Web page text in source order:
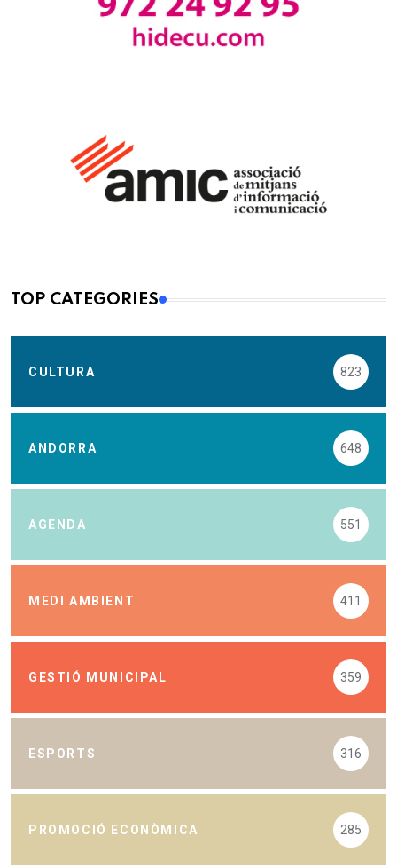
TOP CATEGORIES
CULTURA 823
ANDORRA 648
AGENDA 551
MEDI AMBIENT 411
GESTIÓ MUNICIPAL 359
ESPORTS 316
PROMOCIÓ ECONÒMICA 285